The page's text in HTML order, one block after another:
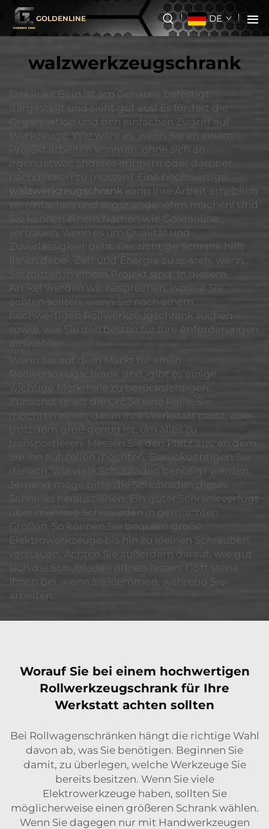
GOLDENLINE DE
walzwerkzeugschrank
Das linke Bein ist am Gehäuse befestigt
dargestellt und sieht gut aus! Es fördert die
Organisation und den einfachen Zugriff auf
Werkzeuge. Wie wäre es, wenn Sie an einem
Projekt arbeiten könnten, ohne sich an
irgendetwas anderes erinnern oder darüber
nachdenken zu müssen? Eine hochwertige
walzwerkzeugschrank kann Ihre Arbeit erheblich
vereinfachen und sogar angenehm machen! Und
Sie können einem Namen wie Goldenline
vertrauen, wenn es um Qualität und
Zuverlässigkeit geht. Der richtige Schrank hilft
Ihnen dabei, Zeit und Energie zu sparen, wenn
Sie mitten in einem Projekt sind. In diesem
Artikel werden wir besprechen, worauf Sie
achten sollten, wenn Sie nach einem
hochwertigen Rollwerkzeugschrank suchen –
sowie, wie Sie den besten für Ihre Anforderungen
auswählen.
Wenn Sie auf dem Markt für einen
Rollwerkzeugschrank sind, gibt es einige
wichtige Merkmale zu berücksichtigen.
Zunächst spielt die Größe eine Rolle. Sie
möchten einen, der in Ihre Werkstatt passt, aber
trotzdem groß genug ist, um alles zu
transportieren. Messen Sie den Platz aus, an dem
Sie ihn aufstellen möchten. Berücksichtigen Sie
danach, wie viele Schubladen benötigt werden.
Jemand möge bitte die Schubladen dieses
Schranks herausziehen. Ein guter Schrank verfügt
über mehrere Schubladen in gemischten
Größen. So können Sie bequem große
Elektrowerkzeuge bis hin zu kleinen Schrauben
verstauen. Achten Sie außerdem darauf, wie gut
sich die Schubladen öffnen lassen. Gott stehe
Ihnen bei, wenn sie klemmen, während Sie
arbeiten.
Worauf Sie bei einem hochwertigen
Rollwerkzeugschrank für Ihre
Werkstatt achten sollten
Bei Rollwagenschränken hängt die richtige Wahl
davon ab, was Sie benötigen. Beginnen Sie
damit, zu überlegen, welche Werkzeuge Sie
bereits besitzen. Wenn Sie viele
Elektrowerkzeuge haben, sollten Sie
möglicherweise einen größeren Schrank wählen.
Wenn Sie dagegen nur mit Handwerkzeugen